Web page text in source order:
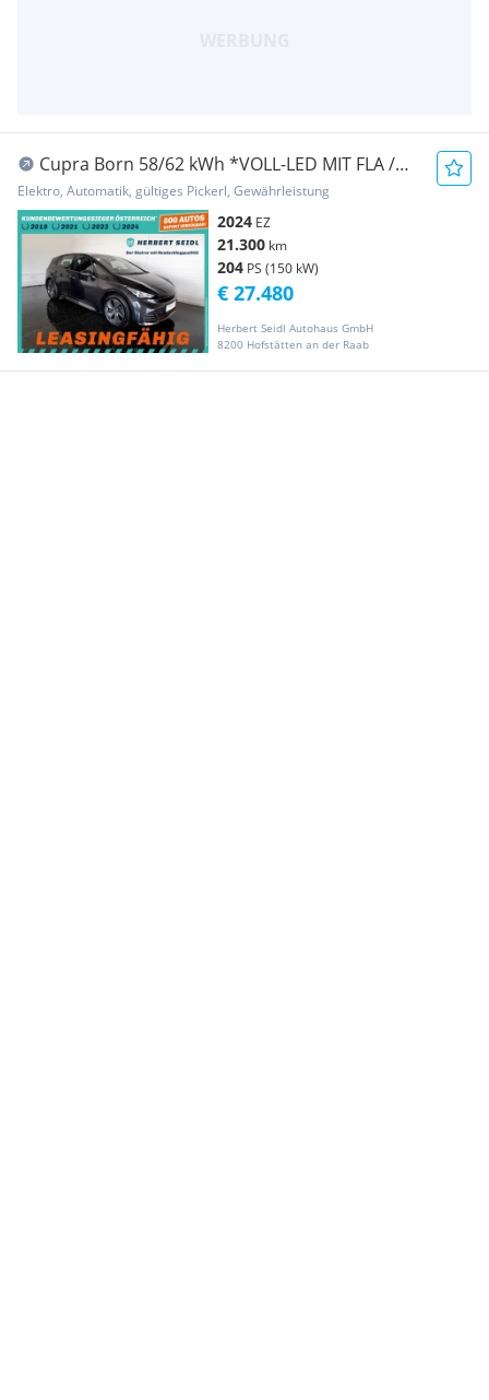
Cupra Born 58/62 kWh *VOLL-LED MIT FLA /
VIRTUELL / N...
Elektro, Automatik, gültiges Pickerl, Gewährleistung
2024 EZ
21.300 km
204 PS (150 kW)
Herbert Seidl Autohaus GmbH
8200 Hofstätten an der Raab
€ 27.480